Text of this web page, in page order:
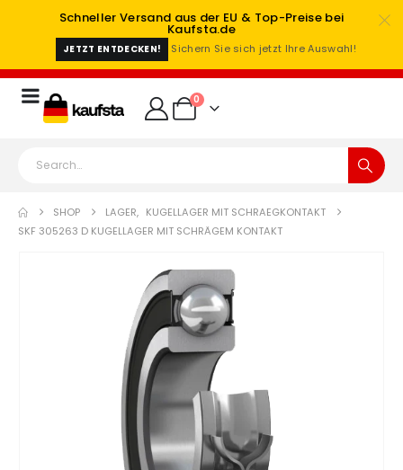
Schneller Versand aus der EU & Top-Preise bei
Kaufsta.de
JETZT ENTDECKEN! Sichern Sie sich jetzt Ihre Auswahl!
0
SHOP LAGER, KUGELLAGER MIT SCHRAEGKONTAKT
SKF 305263 D KUGELLAGER MIT SCHRÄGEM KONTAKT